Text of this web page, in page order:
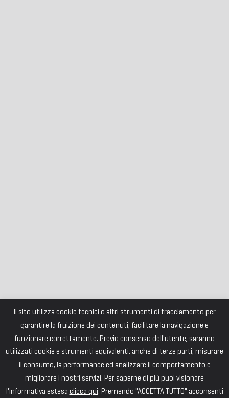
Il sito utilizza cookie tecnici o altri strumenti di tracciamento per
garantire la fruizione dei contenuti, facilitare la navigazione e
funzionare correttamente. Previo consenso dell'utente, saranno
utilizzati cookie e strumenti equivalenti, anche di terze parti, misurare
il consumo, la performance ed analizzare il comportamento e
migliorare i nostri servizi. Per saperne di più puoi visionare
l'informativa estesa clicca qui. Premendo "ACCETTA TUTTO" acconsenti